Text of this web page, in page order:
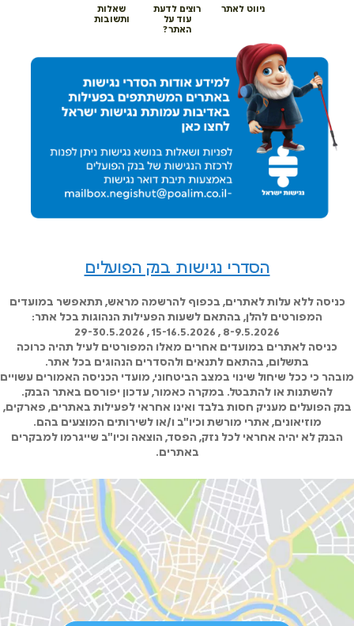
ניווט לאתר
רוצים לדעת
עוד על
האתר?
שאלות
ותשובות
הסדרי נגישות בנק הפועלים
כניסה ללא עלות לאתרים, בכפוף להרשמה מראש, תתאפשר במועדים
המפורטים להלן, בהתאם לשעות הפעילות הנהוגות בכל אתר:
8-9.5.2026 , 15-16.5.2026 , 29-30.5.2026
כניסה לאתרים במועדים אחרים מאלו המפורטים לעיל תהיה כרוכה
בתשלום, בהתאם לתנאים ולהסדרים הנהוגים בכל אתר.
מובהר כי ככל שיחול שינוי במצב הביטחוני, מועדי הכניסה האמורים עשויים
להשתנות או להתבטל. במקרה כאמור, עדכון יפורסם באתר הבנק.
בנק הפועלים מעניק חסות בלבד ואינו אחראי לפעילות באתרים, פארקים,
מוזיאונים, אתרי מורשת וכיו"ב ו/או לשירותים המוצעים בהם.
הבנק לא יהיה אחראי לכל נזק, הפסד, הוצאה וכיו"ב שייגרמו למבקרים
באתרים.